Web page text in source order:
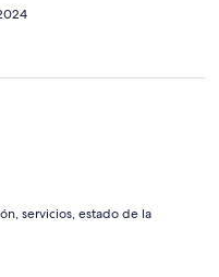
servicios, estado de la